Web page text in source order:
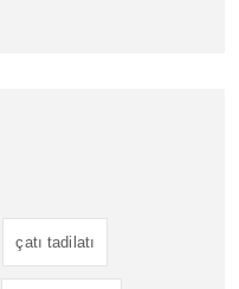
çatı tadilatı